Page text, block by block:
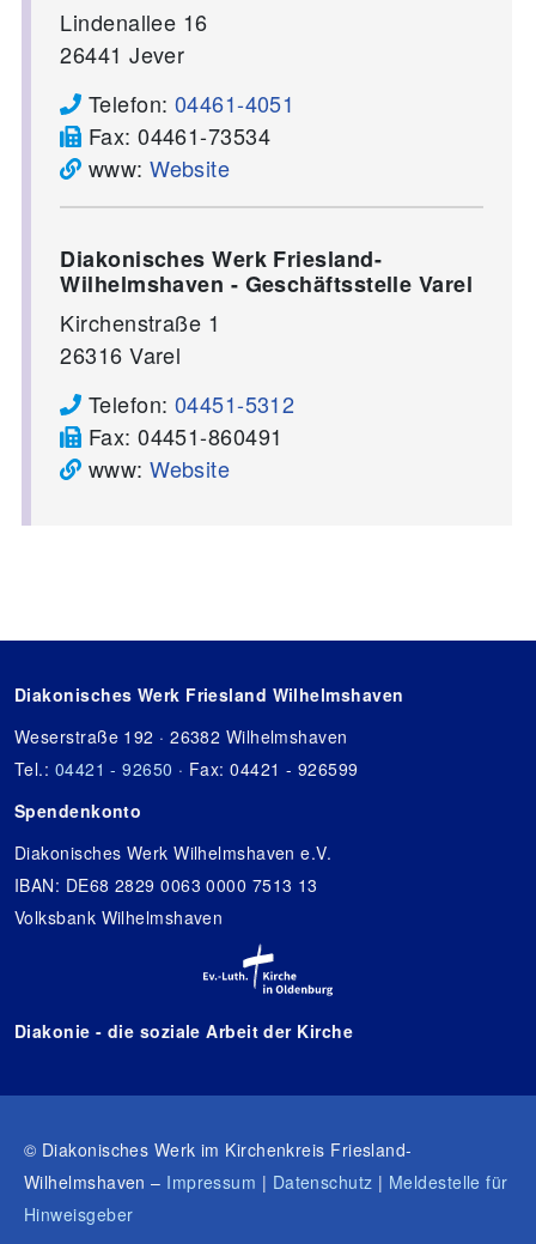
Lindenallee 16
26441 Jever
Telefon: 04461-4051
Fax:04461-73534
www:Website
Diakonisches Werk Friesland-
Wilhelmshaven - Geschäftsstelle Varel
Kirchenstraße 1
26316 Varel
Telefon: 04451-5312
Fax:04451-860491
www:Website
Diakonisches Werk Friesland Wilhelmshaven
Weserstraße 192 · 26382 Wilhelmshaven
Tel.: 04421 - 92650 · Fax: 04421 - 926599
Spendenkonto
Diakonisches Werk Wilhelmshaven e.V.
IBAN: DE68 2829 0063 0000 7513 13
Volksbank Wilhelmshaven
Diakonie - die soziale Arbeit der Kirche
© Diakonisches Werk im Kirchenkreis Friesland-
Wilhelmshaven – Impressum | Datenschutz | Meldestelle für
Hinweisgeber